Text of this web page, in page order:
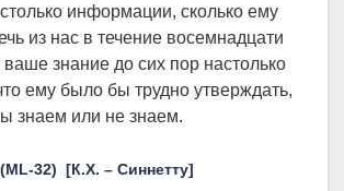
информации, сколько ему
из нас в течение восемнадцати
знание до сих пор настолько
ему было бы трудно утверждать,
знаем или не знаем.
32) [К.Х. – Синнетту]